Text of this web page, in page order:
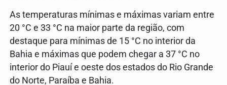
As temperaturas mínimas e máximas variam entre
20 °C e 33 °C na maior parte da região, com
destaque para mínimas de 15 °C no interior da
Bahia e máximas que podem chegar a 37 °C no
interior do Piauí e oeste dos estados do Rio Grande
do Norte, Paraíba e Bahia.